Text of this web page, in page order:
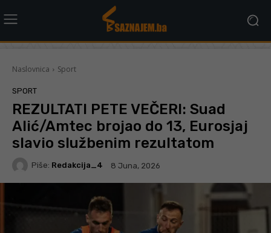
Naslovnica Sport
SPORT
REZULTATI PETE VEČERI: Suad
Alić/Amtec brojao do 13, Eurosjaj
slavio službenim rezultatom
Piše: Redakcija_4 8 Juna, 2026